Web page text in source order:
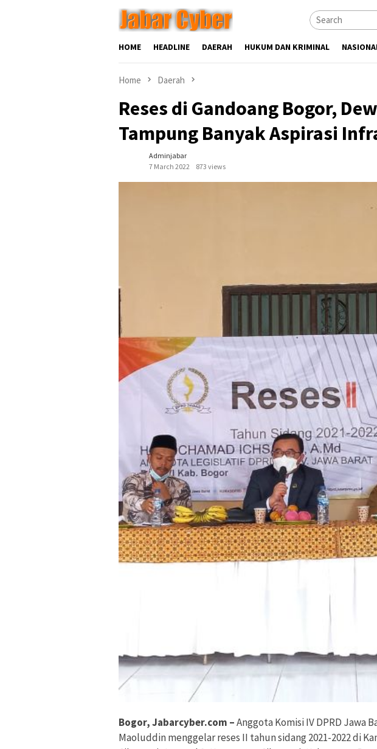
HOME HEADLINE DAERAH HUKUM DAN KRIMINAL
Home Daerah
Reses di Gandoang Bogor,
Tampung Banyak Aspirasi
Adminjabar
7 March 2022
873 views
Bogor, Jabarcyber.com –Anggota Komisi IV DPRD Jawa
Maoluddin menggelar reses II tahun sidang 2021-2022 di